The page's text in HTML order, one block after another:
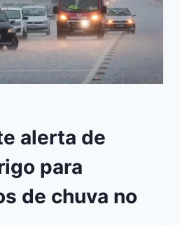
alerta de
para
de chuva no